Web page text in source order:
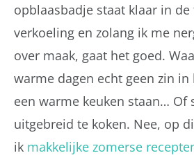
opblaasbadje staat klaar in
verkoeling en zolang ik me
over maak, gaat het goed.
warme dagen echt geen zin
een warme keuken staan… Of
uitgebreid te koken. Nee, op
ik makkelijke zomerse